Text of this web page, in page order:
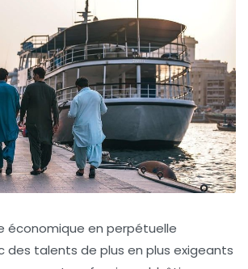
économique en perpétuelle
talents de plus en plus exigeants